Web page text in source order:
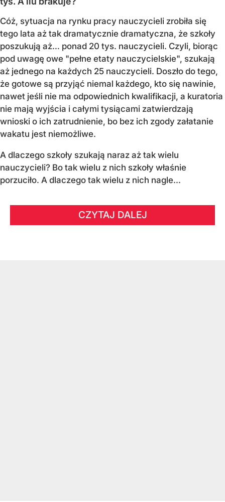
Cóż, sytuacja na rynku pracy nauczycieli zrobiła się
tego lata aż tak dramatycznie dramatyczna, że szkoły
poszukują aż… ponad 20 tys. nauczycieli. Czyli, biorąc
pod uwagę owe "pełne etaty nauczycielskie", szukają
aż jednego na każdych 25 nauczycieli. Doszło do tego,
że gotowe są przyjąć niemal każdego, kto się nawinie,
nawet jeśli nie ma odpowiednich kwalifikacji, a kuratoria
nie mają wyjścia i całymi tysiącami zatwierdzają
wnioski o ich zatrudnienie, bo bez ich zgody załatanie
wakatu jest niemożliwe.
A dlaczego szkoły szukają naraz aż tak wielu
nauczycieli? Bo tak wielu z nich szkoły właśnie
porzuciło. A dlaczego tak wielu z nich nagle...
CZYTAJ DALEJ